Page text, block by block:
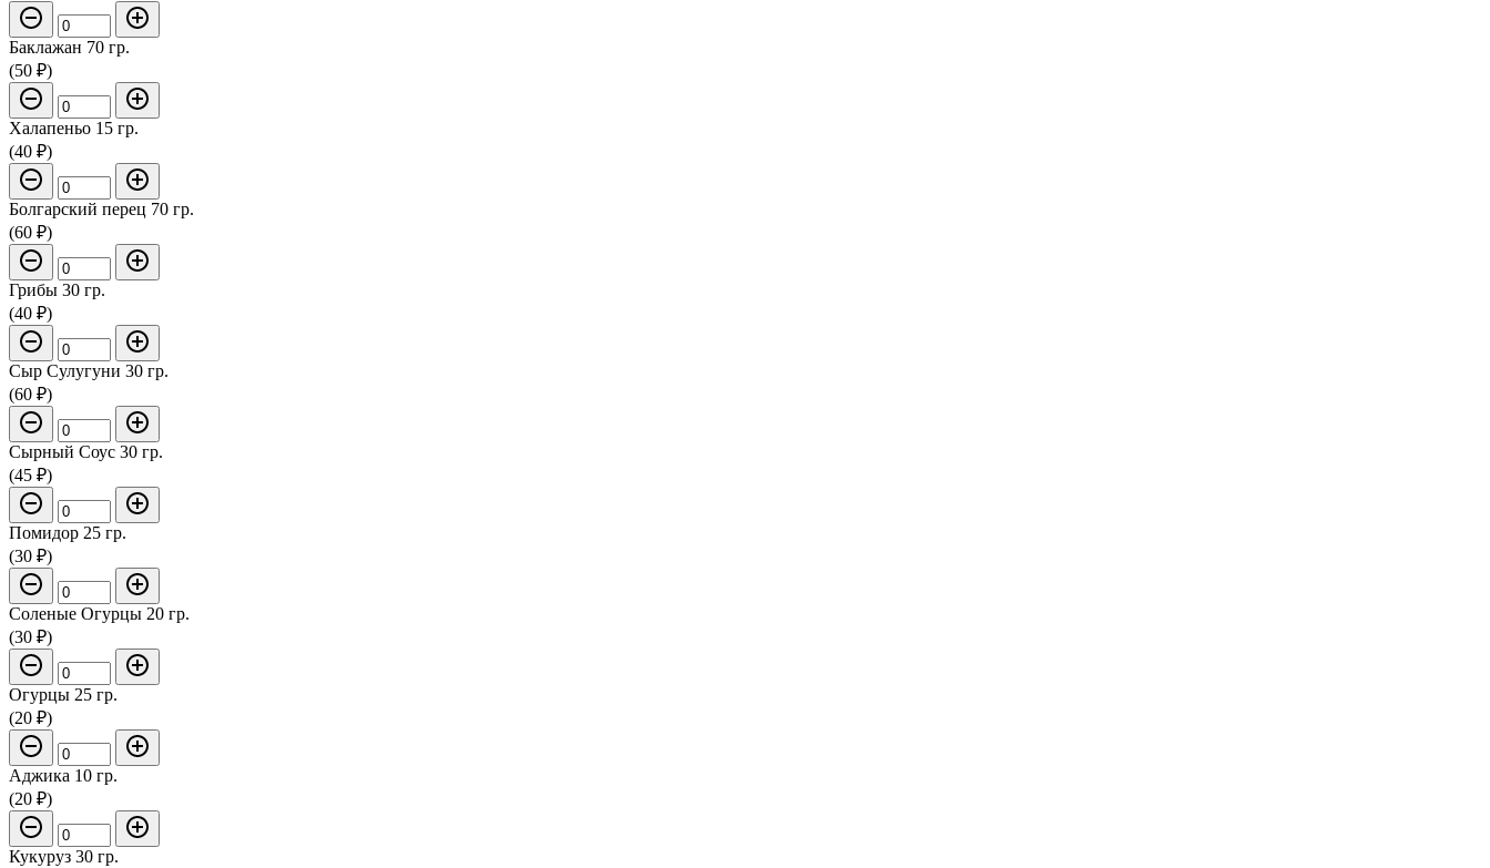
Баклажан 70 гр.
(50 ₽)
Халапеньо 15 гр.
(40 ₽)
Болгарский перец 70 гр.
(60 ₽)
Грибы 30 гр.
(40 ₽)
Сыр Сулугуни 30 гр.
(60 ₽)
Сырный Соус 30 гр.
(45 ₽)
Помидор 25 гр.
(30 ₽)
Соленые Огурцы 20 гр.
(30 ₽)
Огурцы 25 гр.
(20 ₽)
Аджика 10 гр.
(20 ₽)
Кукуруз 30 гр.